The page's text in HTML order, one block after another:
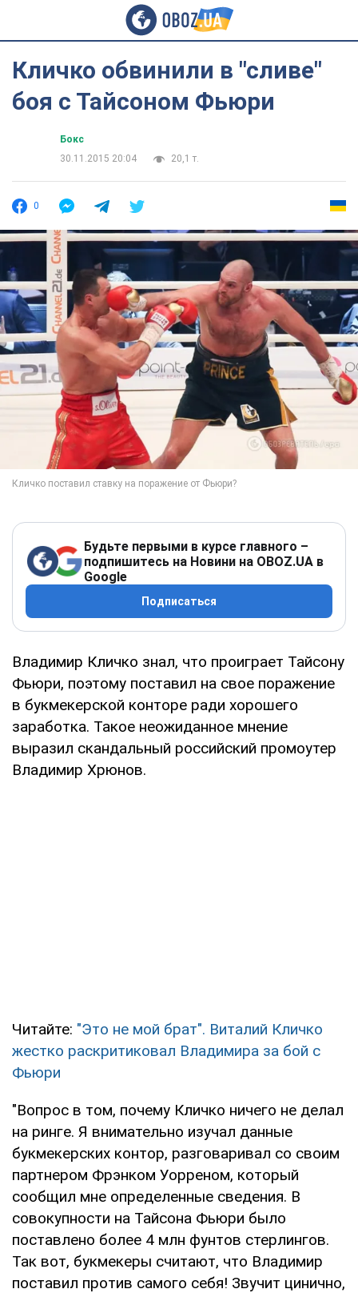
Кличко обвинили в "сливе"
боя с Тайсоном Фьюри
Бокс
30.11.2015 20:04
20,1 т.
0
Будьте первыми в курсе главного –
подпишитесь на Новини на OBOZ.UA в
Google
Подписаться
Владимир Кличко знал, что проиграет Тайсону
Фьюри, поэтому поставил на свое поражение
в букмекерской конторе ради хорошего
заработка. Такое неожиданное мнение
выразил скандальный российский промоутер
Владимир Хрюнов.
Читайте: "Это не мой брат". Виталий Кличко
жестко раскритиковал Владимира за бой с
Фьюри
"Вопрос в том, почему Кличко ничего не делал
на ринге. Я внимательно изучал данные
букмекерских контор, разговаривал со своим
партнером Фрэнком Уорреном, который
сообщил мне определенные сведения. В
совокупности на Тайсона Фьюри было
поставлено более 4 млн фунтов стерлингов.
Так вот, букмекеры считают, что Владимир
поставил против самого себя! Звучит цинично,